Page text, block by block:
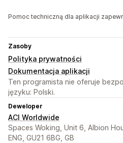
Pomoc techniczną dla aplikacji
Zasoby
Polityka prywatności
Dokumentacja aplikacji
Ten programista nie oferuje
języku: Polski.
Deweloper
ACI Worldwide
Spaces Woking, Unit 6, Albion
ENG, GU21 6BG, GB